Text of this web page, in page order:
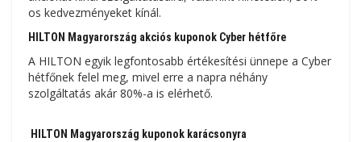
os kedvezményeket kínál.
HILTON Magyarország akciós kuponok Cyber ​​​​hétfőre
A HILTON egyik legfontosabb értékesítési ünnepe a Cyber
​​​​hétfőnek felel meg, mivel erre a napra néhány
szolgáltatás akár 80%-a is elérhető.
HILTON Magyarország kuponok karácsonyra